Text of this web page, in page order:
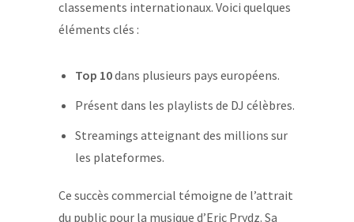
classements internationaux. Voici quelques
éléments clés :
Top 10dans plusieurs pays européens.
Présent dans les playlists de DJ célèbres.
Streamings atteignant des millions sur
les plateformes.
Ce succès commercial témoigne de l’attrait
du public pour la musique d’Eric Prydz. Sa